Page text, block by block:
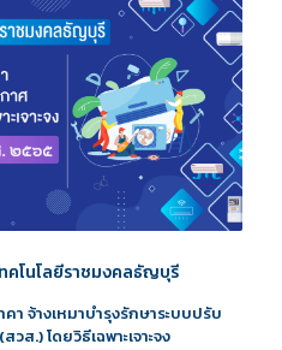
คโนโลยีราชมงคลธัญบุรี
คา จ้างเหมาบำรุงรักษาระบบปรับ
ส.) โดยวิธีเฉพาะเจาะจง